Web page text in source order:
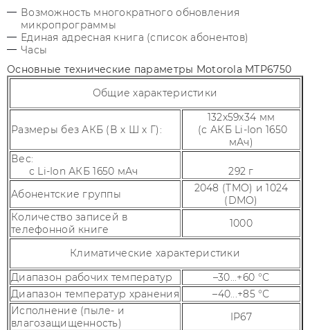
Возможность многократного обновления
микропрограммы
Единая адресная книга (список абонентов)
Часы
Основные технические параметры Motorola MTP6750
Общие характеристики
Размеры без АКБ (В х Ш х Г):
132x59x34 мм
(с АКБ Li-Ion 1650
мАч)
Вес:
с Li-Ion АКБ 1650 мАч
292 г
Абонентские группы
2048 (TMO) и 1024
(DMO)
Количество записей в
телефонной книге
1000
Климатические характеристики
Диапазон рабочих температур
–30...+60 °С
Диапазон температур хранения
–40...+85 °С
Исполнение (пыле- и
влагозащищенность)
IP67